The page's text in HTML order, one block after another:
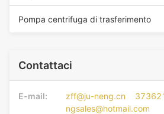
Pompa centrifuga di trasferimento
Contattaci
E-mail:
zff@ju-neng.cn
ngsales@hotmail.com